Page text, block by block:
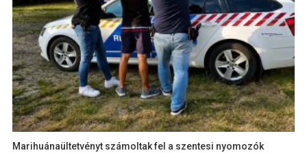
Marihuánaültetvényt számoltak fel a szentesi nyomozók